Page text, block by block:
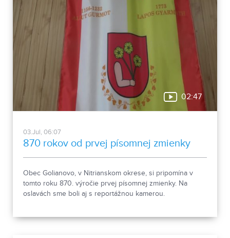
02:47
03.Jul, 06:07
870 rokov od prvej písomnej zmienky
Obec Golianovo, v Nitrianskom okrese, si pripomína v
tomto roku 870. výročie prvej písomnej zmienky. Na
oslavách sme boli aj s reportážnou kamerou.